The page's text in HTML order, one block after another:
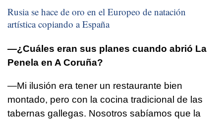
Rusia se hace de oro en el Europeo de natación
artística copiando a España
—¿Cuáles eran sus planes cuando abrió La
Penela en A Coruña?
—Mi ilusión era tener un restaurante bien
montado, pero con la cocina tradicional de las
tabernas gallegas. Nosotros sabíamos que la